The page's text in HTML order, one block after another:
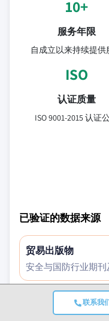
联系我
10+
服务年限
自成立以来持续提供
ISO
认证质量
ISO 9001-2015 认证
已验证的数据来源
贸易出版物
安全与国防行业期